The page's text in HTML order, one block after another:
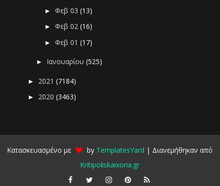
►Φεβ 03(13)
►Φεβ 02(16)
►Φεβ 01(17)
► Ιανουαρίου(525)
► 2021(7184)
► 2020(3463)
Κατασκευασμένο με by TemplatesYard | Διανεμήθηκαν από
Kritipoliskaixoria.gr